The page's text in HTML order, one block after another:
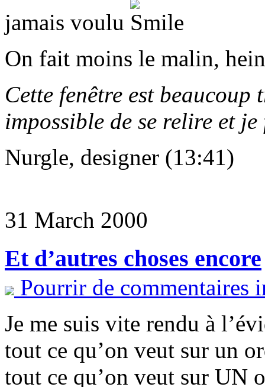
jamais voulu
On fait moins le malin,
Cette fenêtre est beaucoup
impossible de se relire et
Nurgle, designer (13:41)
31 March 2000
Et d’autres choses encore
Pourrir de commentaires
Je me suis vite rendu à
tout ce qu’on veut sur un
tout ce qu’on veut sur UN